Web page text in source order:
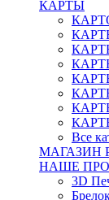
КАРТЫ
Все
МАГАЗИН
НАШЕ
3D